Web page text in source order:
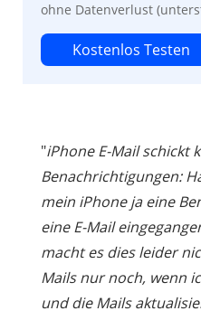
ohne Datenverlust
Kostenlos Testen
"iPhone E-Mail schickt
Benachrichtigungen:
mein iPhone ja eine
eine E-Mail
macht es dies leider
Mails nur noch, wenn
und die Mails